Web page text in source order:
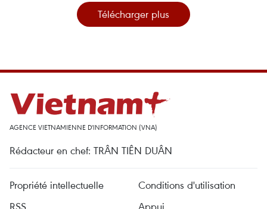
Télécharger plus
AGENCE VIETNAMIENNE D'INFORMATION (VNA)
Rédacteur en chef: TRÂN TIÊN DUÂN
Propriété intellectuelle
Conditions d'utilisation